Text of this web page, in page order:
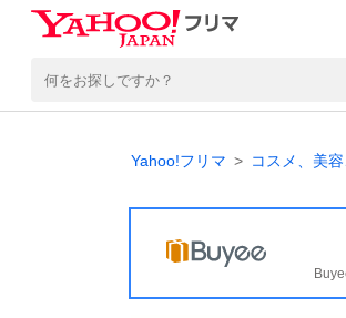
Yahoo!フリマ コスメ、美